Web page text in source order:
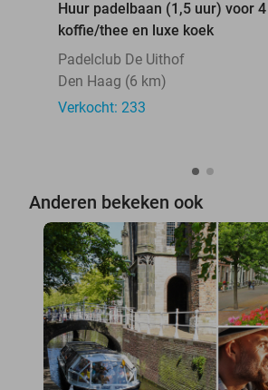
Huur padelbaan (1,5 uur) voor
koffie/thee en luxe koek
Padelclub De Uithof
Den Haag (6 km)
Verkocht: 233
Anderen bekeken ook